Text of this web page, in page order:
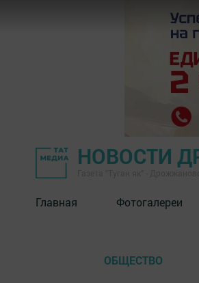
НОВОСТИ
Главная Фотогалереи
ОБЩЕСТВО